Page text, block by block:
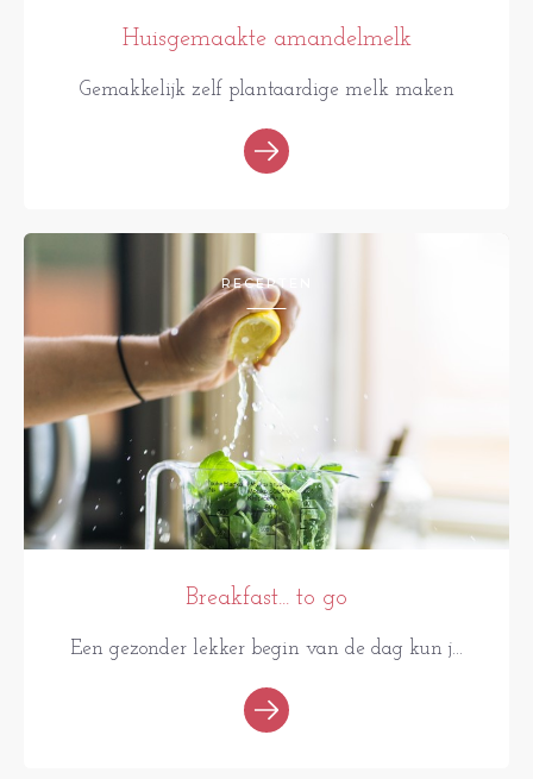
Huisgemaakte amandelmelk
Gemakkelijk zelf plantaardige melk maken
RECEPTEN
Breakfast... to go
Een gezonder lekker begin van de dag kun j...